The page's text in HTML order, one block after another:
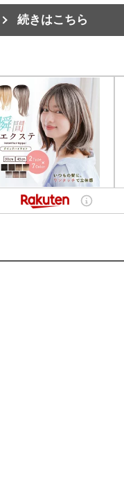
続きはこちら